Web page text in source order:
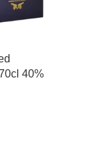
40%